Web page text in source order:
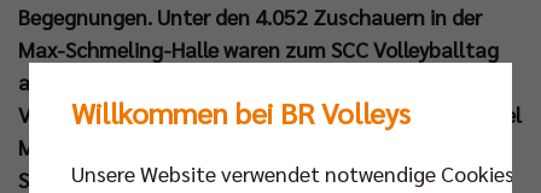
Begegnungen. Unter den 4.052 Zuschauern in der
Max-Schmeling-Halle waren zum SCC Volleyballtag
auch zahlreiche SCC-Mitglieder, um die Profis der
Volleyball-Abteilung zu unterstützen. Für MVP Daniel
Malescha und sein Team geht es kommenden
Sonntag (23. Mrz um 15.00 Uhr) nun in das Playoff-
Willkommen bei BR Volleys
Unsere Website verwendet notwendige Cookies,